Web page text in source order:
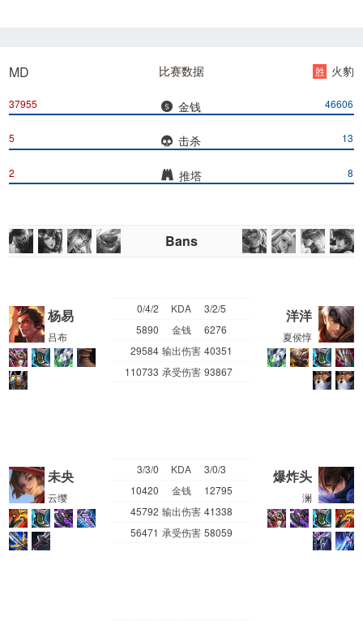
MD 比赛数据 胜 火豹
37955 金钱 46606
5 击杀 13
2 推塔 8
Bans
杨易
吕布
0/4/2 KDA
3/2/5
5890
金钱
6276
29584 输出伤害 40351
110733 承受伤害 93867
洋洋
夏侯惇
未央
云缨
3/3/0 KDA
3/0/3
10420
金钱
12795
45792 输出伤害 41338
56471 承受伤害 58059
爆炸头
澜